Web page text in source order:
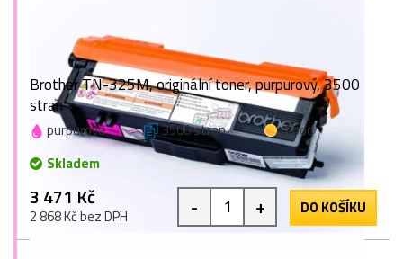
Brother TN-325M, originální toner, purpurový, 3500
stran
purpurová 3500 stran
1 bod
Skladem
3 471 Kč
2 868 Kč bez DPH - + DO KOŠÍKU